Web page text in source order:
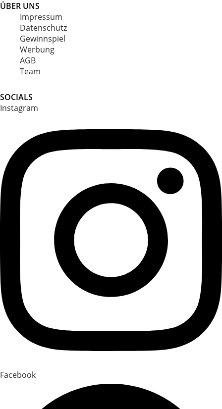
ÜBER UNS
Impressum
Datenschutz
Gewinnspiel
Werbung
AGB
Team
SOCIALS
Instagram
Facebook